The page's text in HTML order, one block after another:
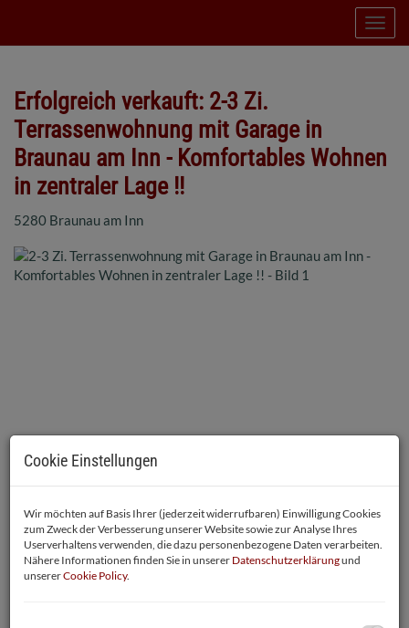
Erfolgreich verkauft: 2-3 Zi.
Terrassenwohnung mit Garage in
Braunau am Inn - Komfortables Wohnen
in zentraler Lage !!
5280 Braunau am Inn
Cookie Einstellungen
Wir möchten auf Basis Ihrer (jederzeit widerrufbaren) Einwilligung Cookies
zum Zweck der Verbesserung unserer Website sowie zur Analyse Ihres
Userverhaltens verwenden, die dazu personenbezogene Daten verarbeiten.
Nähere Informationen finden Sie in unserer Datenschutzerklärungund
unsererCookie Policy.